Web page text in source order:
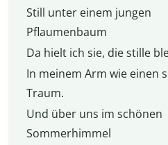
Still unter einem jungen
Pflaumenbaum
Da hielt ich sie, die stille
In meinem Arm wie einen
Traum.
Und über uns im schönen
Sommerhimmel